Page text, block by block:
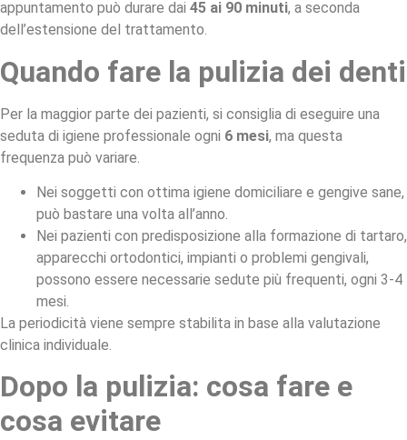
appuntamento può durare dai 45 ai 90 minuti, a seconda
dell’estensione del trattamento.
Quando fare la pulizia dei denti
Per la maggior parte dei pazienti, si consiglia di eseguire una
seduta di igiene professionale ogni 6 mesi, ma questa
frequenza può variare.
Nei soggetti con ottima igiene domiciliare e gengive sane,
può bastare una volta all’anno.
Nei pazienti con predisposizione alla formazione di tartaro,
apparecchi ortodontici, impianti o problemi gengivali,
possono essere necessarie sedute più frequenti, ogni 3-4
mesi.
La periodicità viene sempre stabilita in base alla valutazione
clinica individuale.
Dopo la pulizia: cosa fare e
cosa evitare